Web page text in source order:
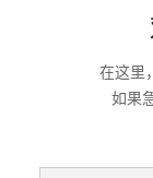
在这里
如果